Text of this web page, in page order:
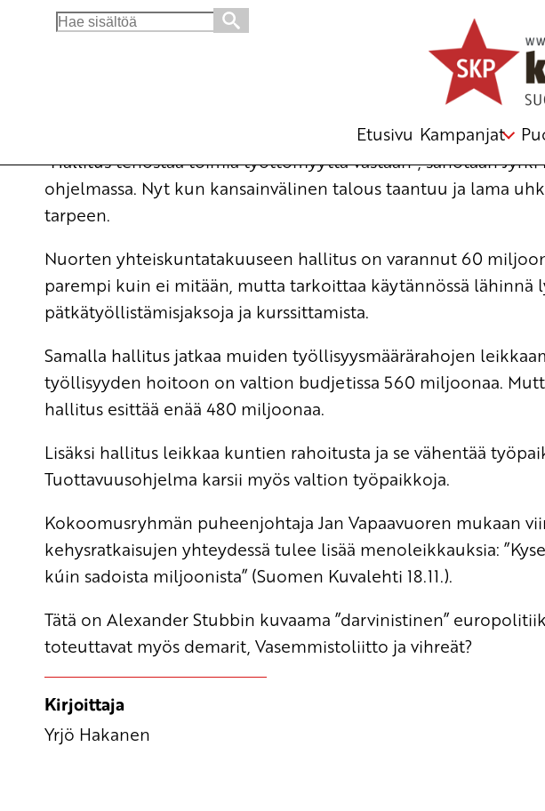
Search
Etusivu Kampanjat
”Hallitus tehostaa toimia työttömyyttä vastaan”, sanotaan
ohjelmassa. Nyt kun kansainvälinen talous taantuu ja lama
tarpeen.
Nuorten yhteiskuntatakuuseen hallitus on varannut 60
parempi kuin ei mitään, mutta tarkoittaa käytännössä lähinnä
pätkätyöllistämisjaksoja ja kurssittamista.
Samalla hallitus jatkaa muiden työllisyysmäärärahojen
työllisyyden hoitoon on valtion budjetissa 560 miljoonaa.
hallitus esittää enää 480 miljoonaa.
Lisäksi hallitus leikkaa kuntien rahoitusta ja se vähentää
Tuottavuusohjelma karsii myös valtion työpaikkoja.
Kokoomusryhmän puheenjohtaja Jan Vapaavuoren mukaan
kehysratkaisujen yhteydessä tulee lisää menoleikkauksia:
kúin sadoista miljoonista” (Suomen Kuvalehti 18.11.).
Tätä on Alexander Stubbin kuvaama ”darvinistinen”
toteuttavat myös demarit, Vasemmistoliitto ja vihreät?
Kirjoittaja
Yrjö Hakanen